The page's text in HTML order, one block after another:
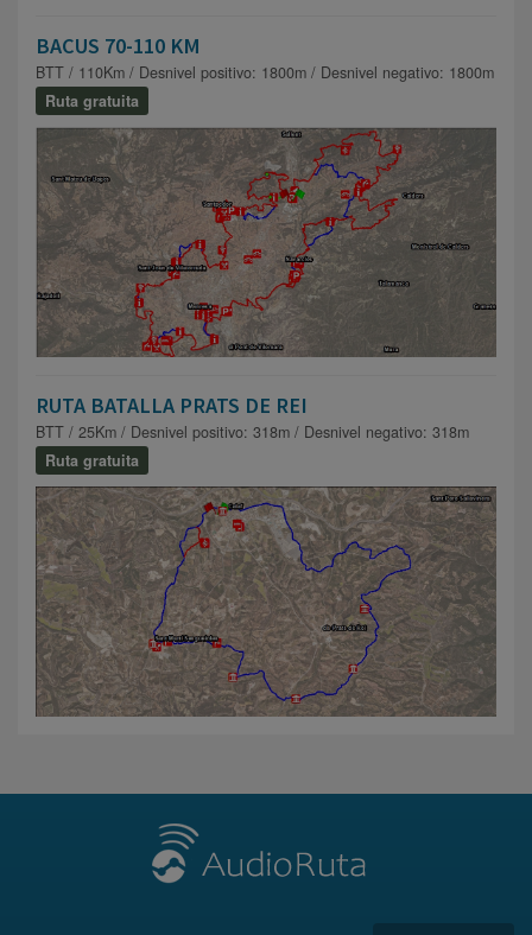
BACUS 70-110 KM
BTT / 110Km / Desnivel positivo: 1800m / Desnivel negativo: 1800m
Ruta gratuita
RUTA BATALLA PRATS DE REI
BTT / 25Km / Desnivel positivo: 318m / Desnivel negativo: 318m
Ruta gratuita